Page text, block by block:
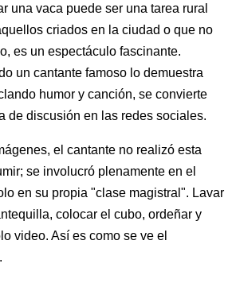
una vaca puede ser una tarea rural
criados en la ciudad o que no
es un espectáculo fascinante.
un cantante famoso lo demuestra
humor y canción, se convierte
de discusión en las redes sociales.
el cantante no realizó esta
se involucró plenamente en el
en su propia "clase magistral". Lavar
colocar el cubo, ordeñar y
video. Así es como se ve el